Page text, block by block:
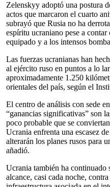
Zelenskyy adoptó una postura
actos que marcaron el cuarto
subrayó que Rusia no ha
espíritu ucraniano pese a
equipado y a los intensos
Las fuerzas ucranianas han
al ejército ruso en puntos a lo
aproximadamente 1.250
orientales del país, según el
El centro de análisis con sede en
“ganancias significativas” son
poco probable que se
Ucrania enfrenta una escasez
alterarán los planes rusos para
añadió.
Ucrania también ha continuado
alcance, casi cada noche,